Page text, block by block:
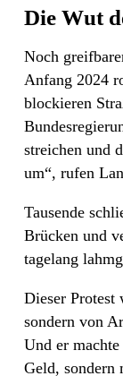
Die Wut
Noch
Anfang 2024
blockieren
streichen und
um“, rufen
Tausende
Brücken und
tagelang
Dieser Protest
sondern von
Und er
Geld, sondern